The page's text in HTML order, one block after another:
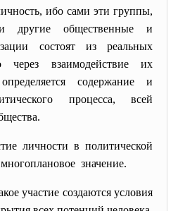
ибо сами эти группы,
другие общественные и
состоят из реальных
через взаимодействие их
содержание и
процесса, всей
личности в политической
значение.
участие создаются условия